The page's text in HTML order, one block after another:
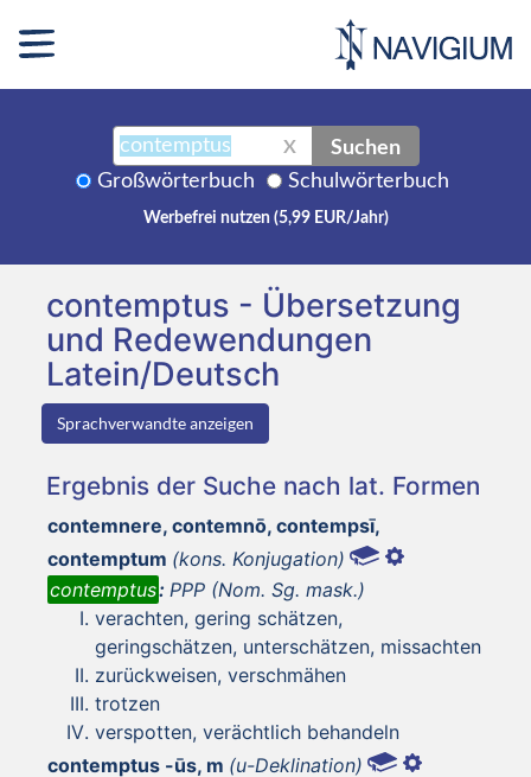
X Suchen
Großwörterbuch Schulwörterbuch
Werbefrei nutzen (5,99 EUR/Jahr)
contemptus - Übersetzung
und Redewendungen
Latein/Deutsch
Sprachverwandte anzeigen
Ergebnis der Suche nach lat. Formen
contemnere, contemnō, contempsī,
contemptum (kons. Konjugation)
contemptus: PPP (Nom. Sg. mask.)
verachten, gering schätzen,
geringschätzen, unterschätzen, missachten
zurückweisen, verschmähen
trotzen
verspotten, verächtlich behandeln
contemptus -ūs, m (u-Deklination)